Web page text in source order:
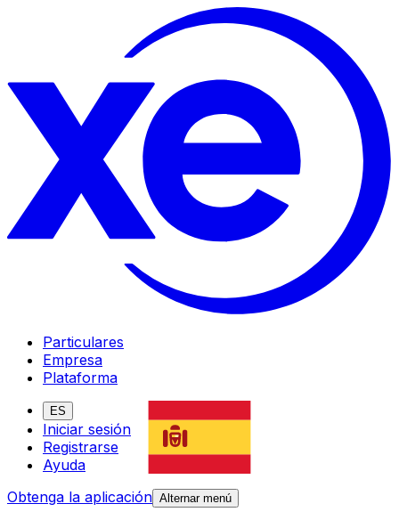
Particulares
Empresa
Plataforma
ES
Iniciar sesión
Registrarse
Ayuda
Obtenga la aplicación Alternar menú